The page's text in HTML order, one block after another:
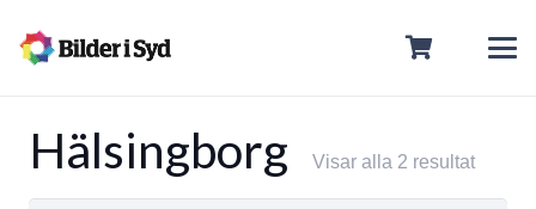
Hälsingborg Visar alla 2 resultat